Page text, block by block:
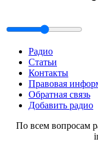
Радио
Статьи
Контакты
Правовая
Обратная связь
Добавить радио
По всем вопросам